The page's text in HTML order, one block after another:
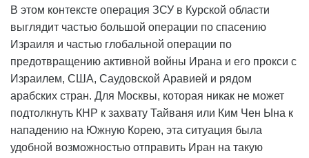
В этом контексте операция ЗСУ в Курской области
выглядит частью большой операции по спасению
Израиля и частью глобальной операции по
предотвращению активной войны Ирана и его прокси с
Израилем, США, Саудовской Аравией и рядом
арабских стран. Для Москвы, которая никак не может
подтолкнуть КНР к захвату Тайваня или Ким Чен Ына к
нападению на Южную Корею, эта ситуация была
удобной возможностью отправить Иран на такую